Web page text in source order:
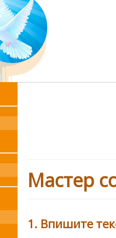
Мастер
1. Впишите